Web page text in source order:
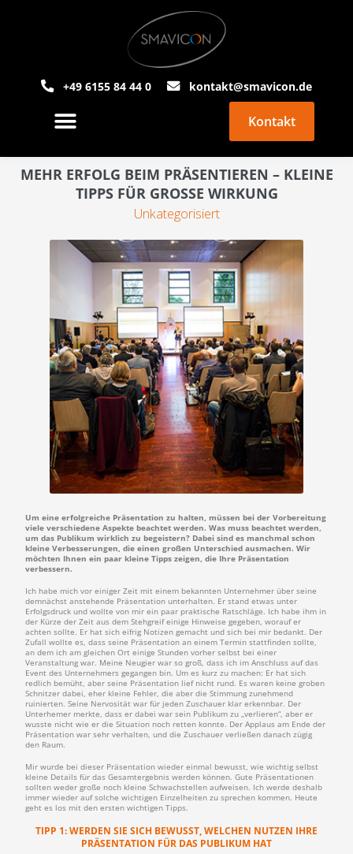
+49 6155 84 44 0 kontakt@smavicon.de
Kontakt
MEHR ERFOLG BEIM PRÄSENTIEREN – KLEINE
TIPPS FÜR GROSSE WIRKUNG
Unkategorisiert
Um eine erfolgreiche Präsentation zu halten, müssen bei der Vorbereitung
viele verschiedene Aspekte beachtet werden. Was muss beachtet werden,
um das Publikum wirklich zu begeistern? Dabei sind es manchmal schon
kleine Verbesserungen, die einen großen Unterschied ausmachen. Wir
möchten Ihnen ein paar kleine Tipps zeigen, die Ihre Präsentation
verbessern.
Ich habe mich vor einiger Zeit mit einem bekannten Unternehmer über seine
demnächst anstehende Präsentation unterhalten. Er stand etwas unter
Erfolgsdruck und wollte von mir ein paar praktische Ratschläge. Ich habe ihm in
der Kürze der Zeit aus dem Stehgreif einige Hinweise gegeben, worauf er
achten sollte. Er hat sich eifrig Notizen gemacht und sich bei mir bedankt. Der
Zufall wollte es, dass seine Präsentation an einem Termin stattfinden sollte,
an dem ich am gleichen Ort einige Stunden vorher selbst bei einer
Veranstaltung war. Meine Neugier war so groß, dass ich im Anschluss auf das
Event des Unternehmers gegangen bin. Um es kurz zu machen: Er hat sich
redlich bemüht, aber seine Präsentation lief nicht rund. Es waren keine groben
Schnitzer dabei, eher kleine Fehler, die aber die Stimmung zunehmend
ruinierten. Seine Nervosität war für jeden Zuschauer klar erkennbar. Der
Unterhemer merkte, dass er dabei war sein Publikum zu „verlieren“, aber er
wusste nicht wie er die Situation noch retten konnte. Der Applaus am Ende der
Präsentation war sehr verhalten, und die Zuschauer verließen danach zügig
den Raum.
Mir wurde bei dieser Präsentation wieder einmal bewusst, wie wichtig selbst
kleine Details für das Gesamtergebnis werden können. Gute Präsentationen
sollten weder große noch kleine Schwachstellen aufweisen. Ich werde deshalb
immer wieder auf solche wichtigen Einzelheiten zu sprechen kommen. Heute
geht es los mit den ersten wichtigen Tipps.
TIPP 1: WERDEN SIE SICH BEWUSST, WELCHEN NUTZEN IHRE
PRÄSENTATION FÜR DAS PUBLIKUM HAT